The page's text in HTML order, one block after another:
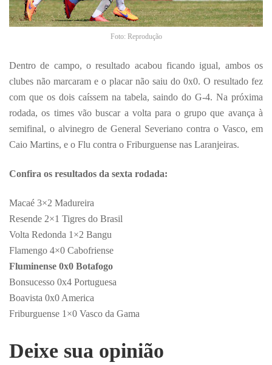
Foto: Reprodução
Dentro de campo, o resultado acabou ficando igual, ambos os
clubes não marcaram e o placar não saiu do 0x0. O resultado fez
com que os dois caíssem na tabela, saindo do G-4. Na próxima
rodada, os times vão buscar a volta para o grupo que avança à
semifinal, o alvinegro de General Severiano contra o Vasco, em
Caio Martins, e o Flu contra o Friburguense nas Laranjeiras.
Confira os resultados da sexta rodada:
Macaé 3×2 Madureira
Resende 2×1 Tigres do Brasil
Volta Redonda 1×2 Bangu
Flamengo 4×0 Cabofriense
Fluminense 0x0 Botafogo
Bonsucesso 0x4 Portuguesa
Boavista 0x0 America
Friburguense 1×0 Vasco da Gama
Deixe sua opinião